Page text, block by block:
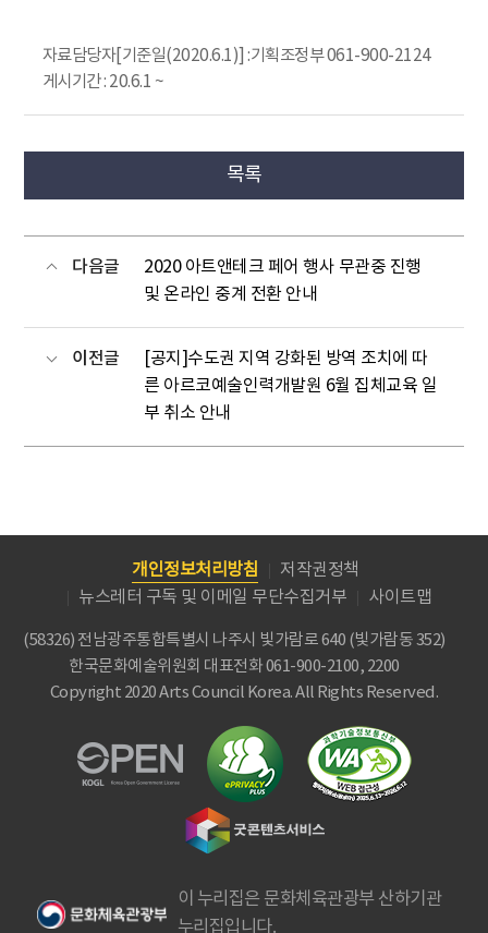
자료담당자[기준일(2020.6.1)] :기획조정부 061-900-2124
게시기간 : 20.6.1 ~
목록
다음글
2020 아트앤테크 페어 행사 무관중 진행
및 온라인 중계 전환 안내
이전글
[공지]수도권 지역 강화된 방역 조치에 따
른 아르코예술인력개발원 6월 집체교육 일
부 취소 안내
개인정보처리방침
저작권정책
뉴스레터 구독 및 이메일 무단수집거부
사이트맵
(58326) 전남광주통합특별시 나주시 빛가람로 640 (빛가람동 352)
한국문화예술위원회 대표전화 061-900-2100, 2200
Copyright 2020 Arts Council Korea. All Rights Reserved.
이 누리집은 문화체육관광부 산하기관
누리집입니다.